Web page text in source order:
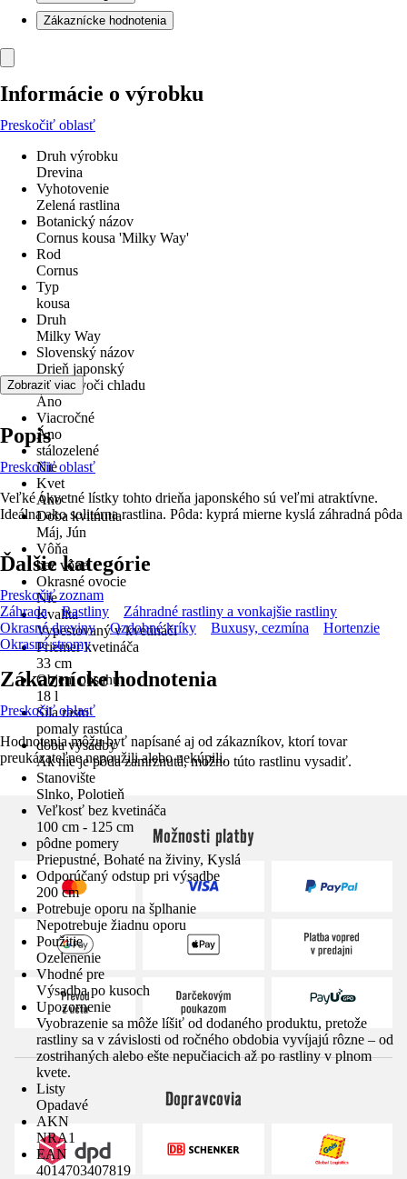
Zákaznícke hodnotenia
Informácie o výrobku
Preskočiť oblasť
Druh výrobku
Drevina
Vyhotovenie
Zelená rastlina
Botanický názov
Cornus kousa 'Milky Way'
Rod
Cornus
Typ
kousa
Druh
Milky Way
Slovenský názov
Drieň japonský
odolné voči chladu
Áno
Viacročné
Áno
stálozelené
Nie
Kvet
Áno
Doba kvitnutia
Máj, Jún
Vôňa
bez vône
Okrasné ovocie
Nie
Kvalita
Vypestovaný v kvetináči
Priemer kvetináča
33 cm
Objem obsahu
18 l
Sila rastu
pomaly rastúca
doba výsadby
Ak nie je pôda zamrznutá, možno túto rastlinu vysadiť.
Stanovište
Slnko, Polotieň
Veľkosť bez kvetináča
100 cm - 125 cm
pôdne pomery
Priepustné, Bohaté na živiny, Kyslá
Odporúčaný odstup pri výsadbe
200 cm
Potrebuje oporu na šplhanie
Nepotrebuje žiadnu oporu
Použitie
Ozelenenie
Vhodné pre
Výsadba po kusoch
Upozornenie
Vyobrazenie sa môže líšiť od dodaného produktu, pretože
rastliny sa v závislosti od ročného obdobia vyvíjajú rôzne – od
zostrihaných alebo ešte nepučiacich až po rastliny v plnom
kvete.
Listy
Opadavé
AKN
NRA1
EAN
4014703407819
Zobraziť viac
Popis
Preskočiť oblasť
Veľké okvetné lístky tohto drieňa japonského sú veľmi atraktívne.
Ideálna ako solitérna rastlina. Pôda: kyprá mierne kyslá záhradná pôda
Ďalšie kategórie
Preskočiť zoznam
Záhrada
Rastliny
Záhradné rastliny a vonkajšie rastliny
Okrasné dreviny
Ozdobné kríky Buxusy, cezmína
Hortenzie
Okrasné stromy
Zákaznícke hodnotenia
Preskočiť oblasť
Hodnotenia môžu byť napísané aj od zákazníkov, ktorí tovar
preukázateľne nepoužili alebo nekúpili.
Možnosti platby
Dopravcovia